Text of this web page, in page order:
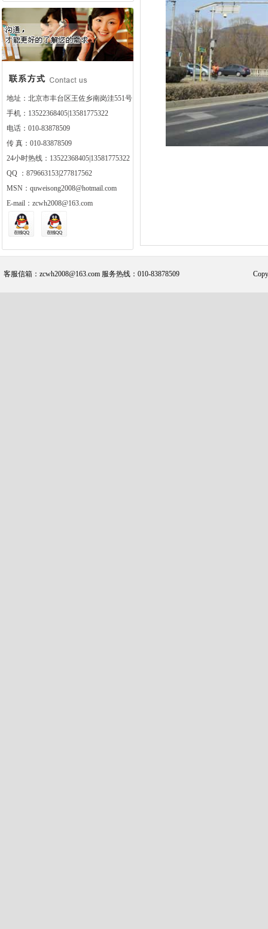
地址：北京市丰台区王佐乡南岗洼551号
手机：13522368405|13581775322
电话：010-83878509
传 真：010-83878509
24小时热线：13522368405|13581775322
QQ ：879663153|277817562
MSN：quweisong2008@hotmail.com
E-mail：zcwh2008@163.com
客服信箱：zcwh2008@163.com 服务热线：010-83878509